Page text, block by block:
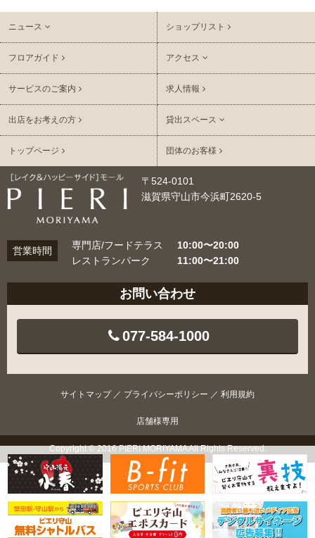
ニュース ショップリスト
フロアガイド アクセス
サービスのご案内 求人情報
出店をお考えの方 貸出スペース
トップページ 団体のお客様
〒524-0101
滋賀県守山市今浜町2620-5
営業時間 専門店/フードテラス
10:00〜20:00
レストランパーク
11:00〜21:00
お問い合わせ
077-584-1000
サイトマップ／ プライバシーポリシー ／ 利用規約
店舗様専用
Copyright © 2016 PIERI MORIYAMA All Rights Reserved.